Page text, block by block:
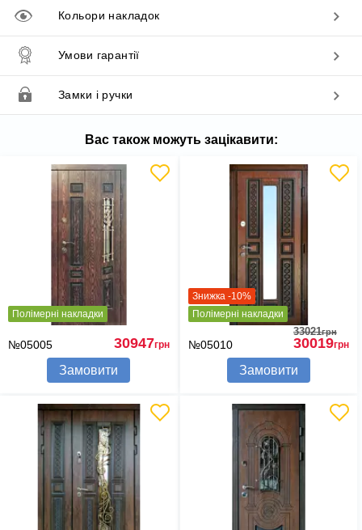
Кольори накладок
Умови гарантії
Замки і ручки
Вас також можуть зацікавити:
Полімерні накладки
№05005 30947грн
Замовити
Знижка -10%
Полімерні накладки
№05010
33021грн
30019грн
Замовити